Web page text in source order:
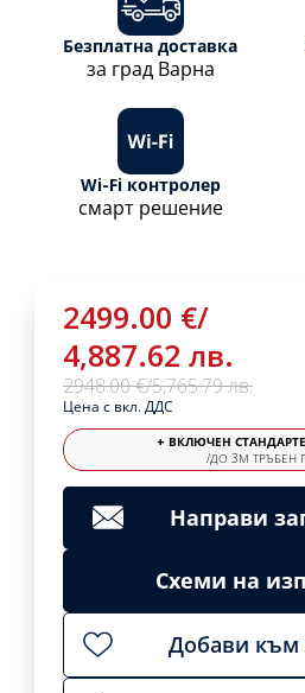
2499.00 €/
4,887.62 лв.
2948.00 €/5,765.79 лв.
Цена с вкл. ДДС
+ ВКЛЮЧЕН
/ДО 3М ТРЪБЕН
Направи
Схеми на
Добави
Безплатна доставка
за град Варна
Wi-Fi контролер
смарт решение